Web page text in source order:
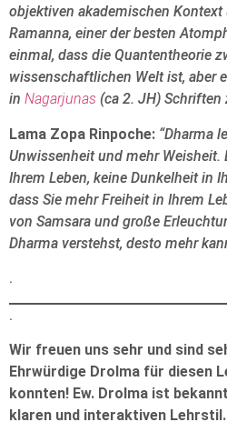
objektiven akademischen
Ramanna, einer der besten
einmal, dass die Quantentheorie
wissenschaftlichen Welt ist, aber
in Nagarjunas (ca 2. JH)
Lama Zopa Rinpoche: “Dharma
Unwissenheit und mehr Weisheit.
Ihrem Leben, keine Dunkelheit in
dass Sie mehr Freiheit in Ihrem
von Samsara und große
Dharma verstehst, desto mehr
.
.
Wir freuen uns sehr und sind
Ehrwürdige Drolma für diesen
konnten! Ew. Drolma ist
klaren und interaktiven Lehrstil.